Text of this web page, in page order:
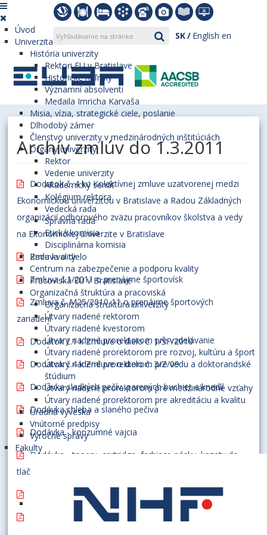
SK English en
Úvod
Univerzita
História univerzity
Rektori EU v Bratislave
Historické míľniky
Významní absolventi
Medaila Imricha Karvaša
Misia, vízia, strategické ciele, poslanie
Dlhodobý zámer
Členstvo univerzity v medzinárodných inštitúciách
Orgány univerzity
Rektor
Vedenie univerzity
Akademický senát
Kolégium rektora
Vedecká rada
Správna rada
Etická komisia
Disciplinárna komisia
Rada kvality
Centrum na zabezpečenie a podporu kvality
Pracoviská EU v Bratislave
Organizačná štruktúra a pracoviská
Organizačná štruktúra univerzity
Útvary riadené rektorom
Útvary riadené kvestorom
Útvary riadené prorektorom pre vzdelávanie
Útvary riadené prorektorom pre rozvoj, kultúru a šport
Útvary riadené prorektorom pre vedu a doktorandské
štúdium
Útvary riadené prorektorom pre medzinárodné vzťahy
Útvary riadené prorektorom pre akreditáciu a kvalitu
Úradná výveska
Vnútorné predpisy
Výročné správy
Fakulty
Archív zmlúv do 1.3.2011
Dodatok č. 4 ku Kolektívnej zmluve uzatvorenej medzi
Ekonomickou univerzitou v Bratislave a Radou Základných
organizácií odborového zväzu pracovníkov školstva a vedy
na Ekonomickej univerzite v Bratislave
Zmluva o dielo
Zmluva č.1/2011 o prenájme športovísk
Zmluva č. M25/2010-11 o prenájme športových
zariadení
Dodatok č.1 k Zmluve o dielo č. 1/ŠF/2010
Dodatok č.4 k Zmluve o dielo č. 3/Z/09
Dodávka sladkých pečív, parených buchiet a knedlí
Dodávka chleba a slaného pečiva
Dodávka - konzumné vajcia
Dodávka - tonery, cartridge, farbiace pásky, kazety do
tlačiarní PC
Poskytnutie peňažného daru
Stravovacie služby